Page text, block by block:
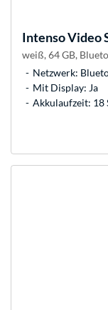
IntensoVideo
weiß, 64 GB,
Netzwerk:
Mit Display: Ja
Akkulaufzeit: 18